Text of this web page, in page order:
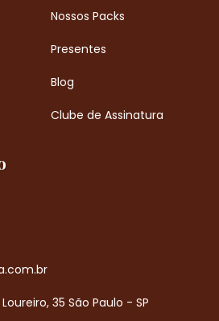
Nossos Packs
Presentes
Blog
Clube de Assinatura
35 São Paulo - SP